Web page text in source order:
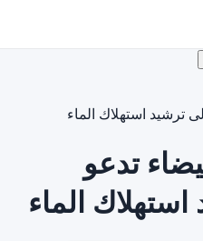
ترشيد استهلاك الماء
تدعو
الماء